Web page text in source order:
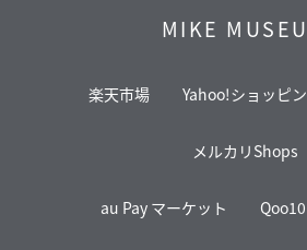
MIKE
楽天市場 Yahoo!ショッピ
メルカリShops
au Pay マーケット Qoo10